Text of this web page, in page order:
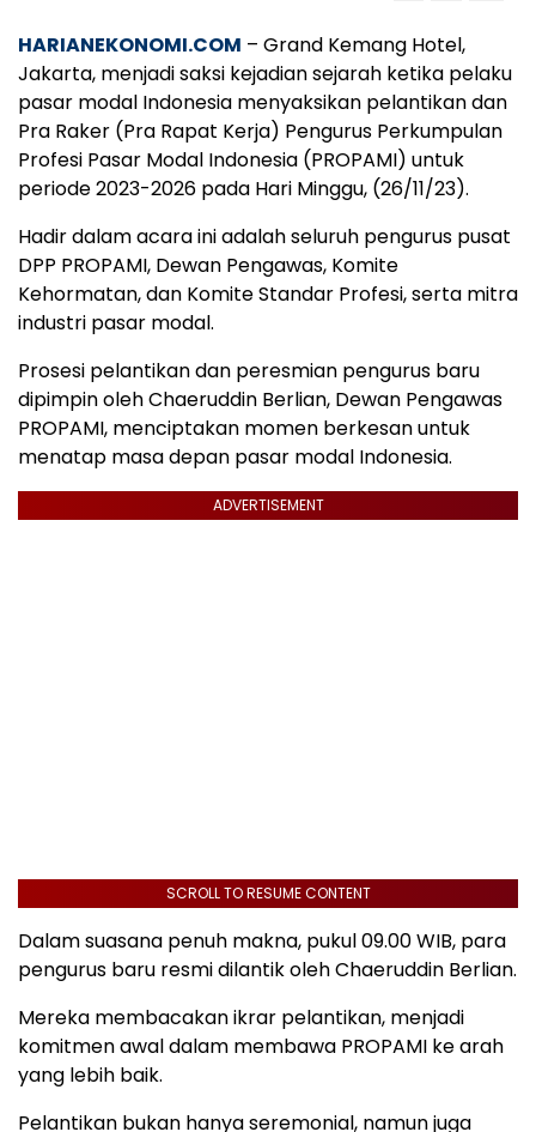
HARIANEKONOMI.COM – Grand Kemang Hotel,
Jakarta, menjadi saksi kejadian sejarah ketika pelaku
pasar modal Indonesia menyaksikan pelantikan dan
Pra Raker (Pra Rapat Kerja) Pengurus Perkumpulan
Profesi Pasar Modal Indonesia (PROPAMI) untuk
periode 2023-2026 pada Hari Minggu, (26/11/23).
Hadir dalam acara ini adalah seluruh pengurus pusat
DPP PROPAMI, Dewan Pengawas, Komite
Kehormatan, dan Komite Standar Profesi, serta mitra
industri pasar modal.
Prosesi pelantikan dan peresmian pengurus baru
dipimpin oleh Chaeruddin Berlian, Dewan Pengawas
PROPAMI, menciptakan momen berkesan untuk
menatap masa depan pasar modal Indonesia.
ADVERTISEMENT
SCROLL TO RESUME CONTENT
Dalam suasana penuh makna, pukul 09.00 WIB, para
pengurus baru resmi dilantik oleh Chaeruddin Berlian.
Mereka membacakan ikrar pelantikan, menjadi
komitmen awal dalam membawa PROPAMI ke arah
yang lebih baik.
Pelantikan bukan hanya seremonial, namun juga